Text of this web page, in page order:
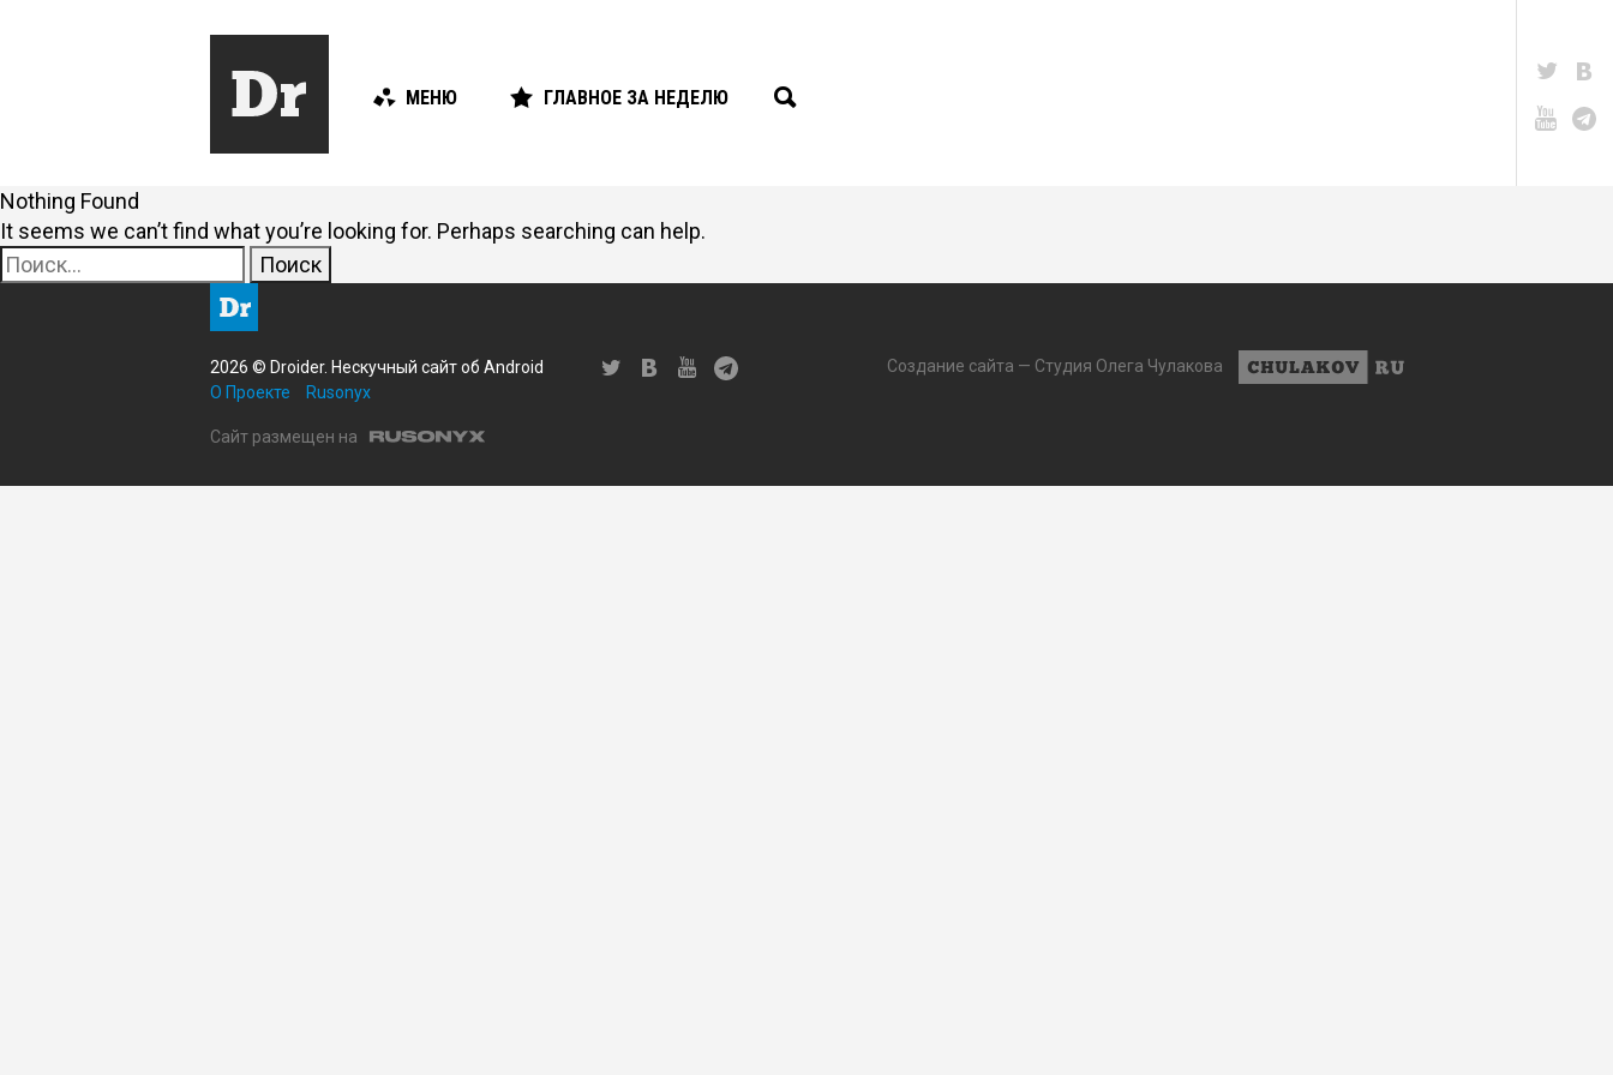
МЕНЮ ГЛАВНОЕ ЗА НЕДЕЛЮ
Nothing Found
It seems we can’t find what you’re looking for. Perhaps searching can help.
Найти:
2026 © Droider. Нескучный сайт об Android
О Проекте
Rusonyx
Сайт размещен на
Создание сайта — Студия Олега Чулакова